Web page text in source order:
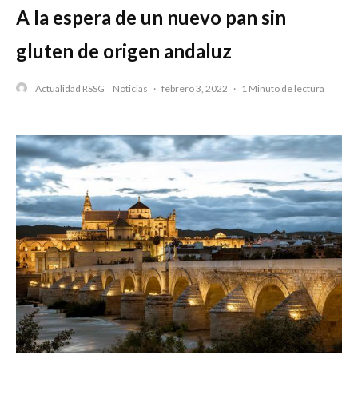
A la espera de un nuevo pan sin
gluten de origen andaluz
Actualidad RSSG Noticias · febrero 3, 2022 · 1 Minuto de lectura